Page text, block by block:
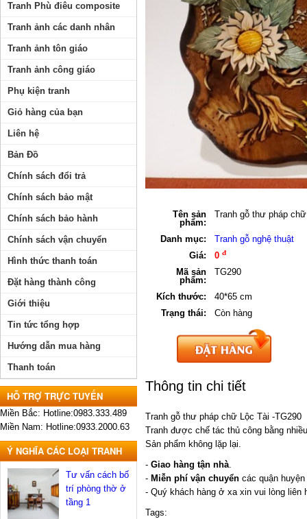
Tên sản
phẩm:
Tranh gỗ thư pháp
Danh mục:
Tranh gỗ nghệ thuật
Giá:
0 đ
Mã sản
phẩm:
TG290
Kích thước:
40*65 cm
Trạng thái:
Còn hàng
Thông tin chi tiết
Tranh gỗ thư pháp chữ Lộc Tài -TG290
Tranh được chế tác thủ công bằng
Sản phẩm không lặp lại.
- Giao hàng tận nhà.
- Miễn phí vận chuyển các quận
- Quý khách hàng ở xa xin vui lòng
Tags:
Tranh Phù điêu composite
Tranh ảnh các danh nhân
Tranh ảnh tôn giáo
Tranh ảnh công giáo
Phụ kiện tranh
Giỏ hàng của bạn
Liên hệ
Bản Đồ
Chính sách đổi trả
Chính sách bảo mật
Chính sách bảo hành
Chính sách vận chuyển
Hình thức thanh toán
Đặt hàng thành công
Giới thiệu
Tin tức tổng hợp
Hướng dẫn mua hàng
Thanh toán
HỖ TRỢ TRỰC TUYẾN
Miền Bắc: Hotline:0983.333.489
Miền Nam: Hotline:0933.2000.63
Ý NGHĨA CÁC LOẠI TRANH
Tư vấn cách bố
trí phòng thờ ở
tầng 1